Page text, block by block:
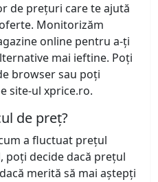
de prețuri care te ajută
Monitorizăm
online pentru a-ți
mai ieftine. Poți
browser sau poți
site-ul xprice.ro.
de preț?
a fluctuat prețul
poți decide dacă prețul
merită să mai aștepți